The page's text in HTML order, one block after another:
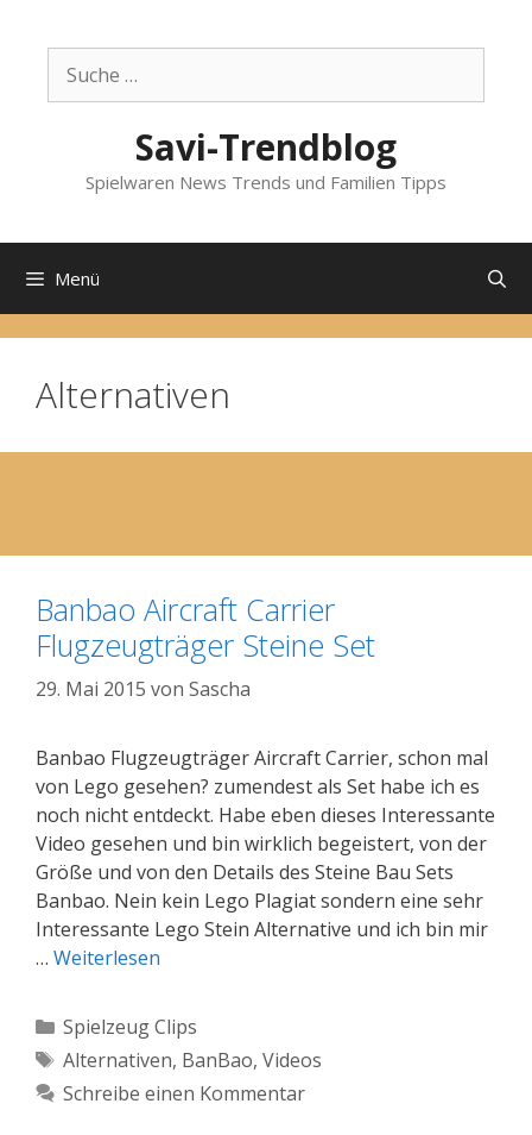
Inhalt
springen
nach:
Savi-Trendblog
Spielwaren News Trends und Familien Tipps
Menü
Alternativen
Banbao Aircraft Carrier
Flugzeugträger Steine Set
29. Mai 2015 von Sascha
Banbao Flugzeugträger Aircraft Carrier, schon mal
von Lego gesehen? zumendest als Set habe ich es
noch nicht entdeckt. Habe eben dieses Interessante
Video gesehen und bin wirklich begeistert, von der
Größe und von den Details des Steine Bau Sets
Banbao. Nein kein Lego Plagiat sondern eine sehr
Interessante Lego Stein Alternative und ich bin mir
… Weiterlesen
Kategorien
Spielzeug Clips
Schlagwörter
Alternativen, BanBao, Videos
Schreibe einen Kommentar